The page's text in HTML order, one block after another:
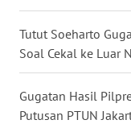
Tutut Soeharto
Soal Cekal ke Luar
Gugatan Hasil
Putusan PTUN
WN
NUSANTARA
WN
JOGJA